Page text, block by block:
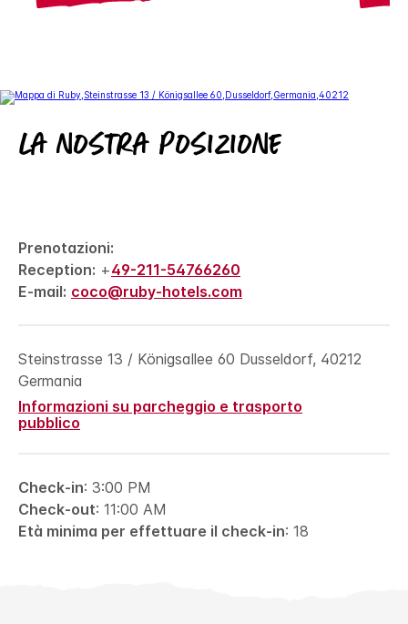
La nostra posizione
Prenotazioni:
Reception: +49-211-54766260
E-mail: coco@ruby-hotels.com
Steinstrasse 13 / Königsallee 60 Dusseldorf, 40212
Germania
Informazioni su parcheggio e trasporto
pubblico
Check-in: 3:00 PM
Check-out: 11:00 AM
Età minima per effettuare il check-in: 18